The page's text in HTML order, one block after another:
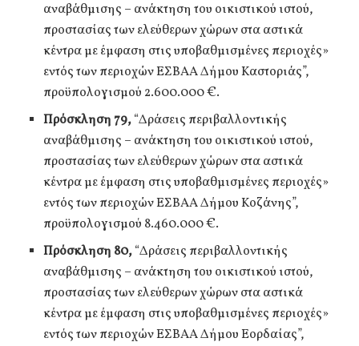
αναβάθμισης – ανάκτηση του οικιστικού ιστού,
προστασίας των ελεύθερων χώρων στα αστικά
κέντρα με έμφαση στις υποβαθμισμένες περιοχές»
εντός των περιοχών ΕΣΒΑΑ Δήμου Καστοριάς”,
προϋπολογισμού 2.600.000 €.
Πρόσκληση 79,“Δράσεις περιβαλλοντικής
αναβάθμισης – ανάκτηση του οικιστικού ιστού,
προστασίας των ελεύθερων χώρων στα αστικά
κέντρα με έμφαση στις υποβαθμισμένες περιοχές»
εντός των περιοχών ΕΣΒΑΑ Δήμου Κοζάνης”,
προϋπολογισμού 8.460.000 €.
Πρόσκληση 80,“Δράσεις περιβαλλοντικής
αναβάθμισης – ανάκτηση του οικιστικού ιστού,
προστασίας των ελεύθερων χώρων στα αστικά
κέντρα με έμφαση στις υποβαθμισμένες περιοχές»
εντός των περιοχών ΕΣΒΑΑ Δήμου Εορδαίας”,